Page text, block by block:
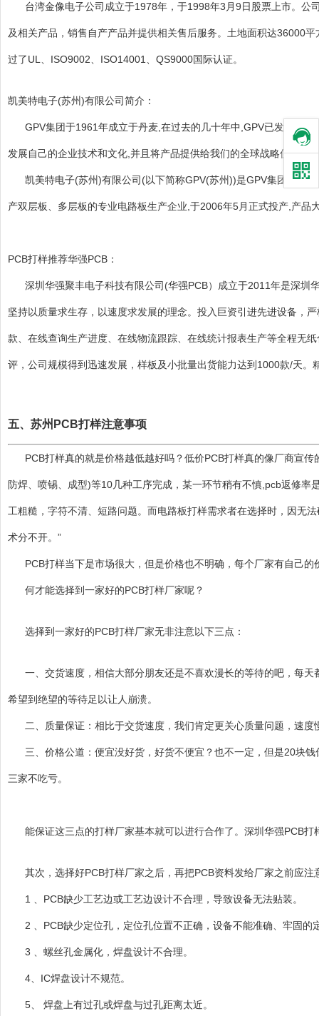
台湾金像电子公司成立于1978年，于1998年3月9日股票上市。
及相关产品，销售自产产品并提供相关售后服务。土地面积达36000
过了UL、ISO9002、ISO14001、QS9000国际认证。
凯美特电子(苏州)有限公司简介：
GPV集团于1961年成立于丹麦,在过去的几十年中,GPV已发展成
发展自己的企业技术和文化,并且将产品提供给我们的全球战略伙伴,努
凯美特电子(苏州)有限公司(以下简称GPV(苏州))是GPV集团于
产双层板、多层板的专业电路板生产企业,于2006年5月正式投产,产品
PCB打样推荐华强PCB ：
深圳华强聚丰电子科技有限公司(华强PCB）成立于2011年是深圳
坚持以质量求生存，以速度求发展的理念。投入巨资引进先进设备，
款、在线查询生产进度、在线物流跟踪、在线统计报表生产等全程无
评，公司规模得到迅速发展，样板及小批量出货能力达到1000款/天。
五、苏州PCB打样注意事项
PCB打样真的就是价格越低越好吗？低价PCB打样真的像厂商宣
防焊、喷锡、成型)等10几种工序完成，某一环节稍有不慎,pcb返修
工粗糙，字符不清、短路问题。而电路板打样需求者在选择时，因无
术分不开。”
PCB打样当下是市场很大，但是价格也不明确，每个厂家有自己
何才能选择到一家好的PCB打样厂家呢？
选择到一家好的PCB打样厂家无非注意以下三点：
一、交货速度，相信大部分朋友还是不喜欢漫长的等待的吧，每
希望到绝望的等待足以让人崩溃。
二、质量保证：相比于交货速度，我们肯定更关心质量问题，速
三、价格公道：便宜没好货，好货不便宜？也不一定，但是20块
三家不吃亏。
能保证这三点的打样厂家基本就可以进行合作了。深圳华强PCB
其次，选择好PCB打样厂家之后，再把PCB资料发给厂家之前应
1 、PCB缺少工艺边或工艺边设计不合理，导致设备无法贴装。
2 、PCB缺少定位孔，定位孔位置不正确，设备不能准确、牢固的
3 、螺丝孔金属化，焊盘设计不合理。
4、IC焊盘设计不规范。
5、 焊盘上有过孔或焊盘与过孔距离太近。